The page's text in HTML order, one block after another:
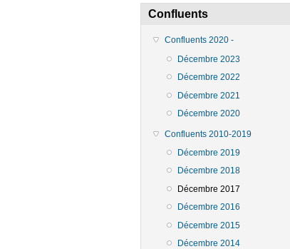
Confluents
Confluents 2020 -
Décembre 2023
Décembre 2022
Décembre 2021
Décembre 2020
Confluents 2010-2019
Décembre 2019
Décembre 2018
Décembre 2017
Décembre 2016
Décembre 2015
Décembre 2014